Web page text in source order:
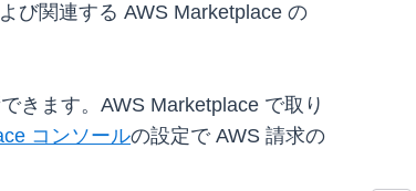
び関連する AWS Marketplace の
きます。AWS Marketplace で取り
コンソールの設定で AWS 請求の